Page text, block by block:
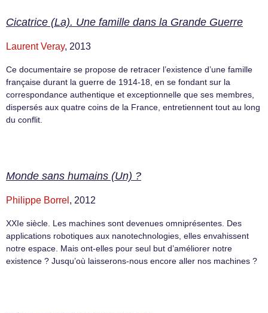
Cicatrice (La). Une famille dans la Grande Guerre
Laurent Veray, 2013
Ce documentaire se propose de retracer l’existence d’une famille
française durant la guerre de 1914-18, en se fondant sur la
correspondance authentique et exceptionnelle que ses membres,
dispersés aux quatre coins de la France, entretiennent tout au long
du conflit.
Monde sans humains (Un) ?
Philippe Borrel , 2012
XXIe siècle. Les machines sont devenues omniprésentes. Des
applications robotiques aux nanotechnologies, elles envahissent
notre espace. Mais ont-elles pour seul but d’améliorer notre
existence ? Jusqu’où laisserons-nous encore aller nos machines ?